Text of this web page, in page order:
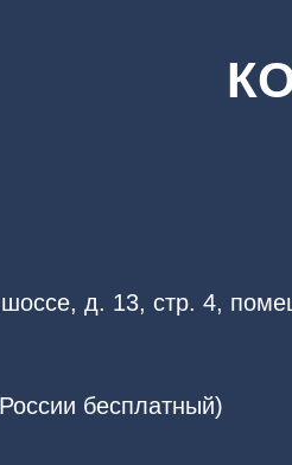
д. 13, стр. 4,
бесплатный)